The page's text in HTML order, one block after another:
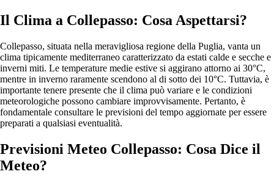
Il Clima a Collepasso: Cosa Aspettarsi?
Collepasso, situata nella meravigliosa regione della Puglia, vanta un
clima tipicamente mediterraneo caratterizzato da estati calde e secche e
inverni miti. Le temperature medie estive si aggirano attorno ai 30°C,
mentre in inverno raramente scendono al di sotto dei 10°C. Tuttavia, è
importante tenere presente che il clima può variare e le condizioni
meteorologiche possono cambiare improvvisamente. Pertanto, è
fondamentale consultare le previsioni del tempo aggiornate per essere
preparati a qualsiasi eventualità.
Previsioni Meteo Collepasso: Cosa Dice il
Meteo?